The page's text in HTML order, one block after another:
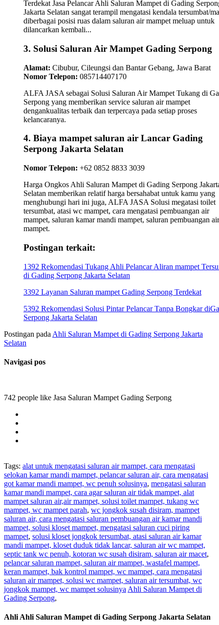
Terdekat Jasa Pelancar Ahli Saluran Mampet di Gading
Jakarta Selatan sangat terampil mengatasi kendala tersumbat/
diberbagai posisi ruas dalam saluran air mampet meluap untuk
dilancarkan kembali...
3. Solusi Saluran Air Mampet Gading Serpong
Alamat: Cibubur, Cileungsi dan Bantar Gebang, Jawa Barat
Nomor Telepon: 085714407170
ALFA JASA sebagai Solusi Saluran Air Mampet Tukang di
Serpong yang memberikan service saluran air mampet
dengankualitas terbaik dan terpercaya pada setiap proses
kelancaranya.
4. Biaya mampet saluran air Lancar Gading
Serpong Jakarta Selatan
Nomor Telepon: +62 0852 8833 3039
Harga Ongkos Ahli Saluran Mampet di Gading Serpong
Selatan memberikan relatif harga bersahabat untuk kamu yang
menghubungi hari ini juga, ALFA JASA Solusi megatasi toilet
tersumbat, atasi wc mampet, cara mengatasi pembuangan air
mampet, saluran kamar mandi mampet, saluran pembuangan air
mampet.
Postingan terkait:
1392 Rekomendasi Tukang Ahli Pelancar Aliran mampet
di Gading Serpong Jakarta Selatan
3392 Layanan Saluran mampet Gading Serpong Terdekat
5392 Rekomendasi Solusi Pintar Pelancar Tanpa Bongkar
Serpong Jakarta Selatan
Postingan pada Ahli Saluran Mampet di Gading Serpong Jakarta
Selatan
Navigasi pos
742 people like Jasa Saluran Mampet Gading Serpong
Tags: alat untuk mengatasi saluran air mampet, cara mengatasi
selokan kamar mandi mampet, pelancar saluran air, cara mengatasi
got kamar mandi mampet, wc penuh solusinya, mengatasi saluran
kamar mandi mampet, cara agar saluran air tidak mampet, alat
mampet saluran air,air mampet, solusi toilet mampet, tukang wc
mampet, wc mampet parah, wc jongkok susah disiram, mampet
saluran air, cara mengatasi saluran pembuangan air kamar mandi
mampet, solusi kloset mampet, mengatasi saluran cuci piring
mampet, solusi kloset jongkok tersumbat, atasi saluran air kamar
mandi mampet, kloset duduk tidak lancar, saluran air wc mampet,
septic tank wc penuh, kotoran wc susah disiram, saluran air macet,
pelancar saluran mampet, saluran air mampet, wastafel mampet,
keran mampet, bak kontrol mampet, wc mampet, cara mengatasi
saluran air mampet, solusi wc mampet, saluran air tersumbat, wc
jongkok mampet, wc mampet solusinya Ahli Saluran Mampet di
Gading Serpong,
Ahli Ahli Saluran Mampet di Gading Serpong Jakarta Selatan